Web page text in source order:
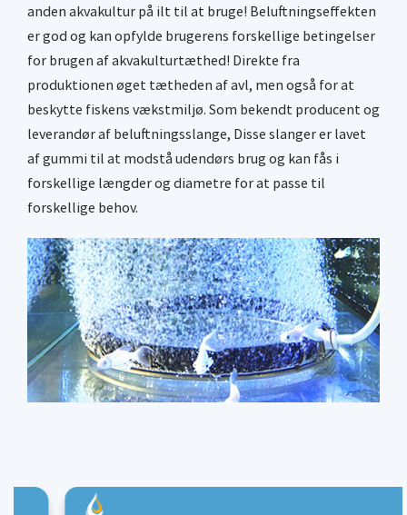
anden akvakultur på ilt til at bruge! Beluftningseffekten
er god og kan opfylde brugerens forskellige betingelser
for brugen af ​​akvakulturtæthed! Direkte fra
produktionen øget tætheden af ​​avl, men også for at
beskytte fiskens vækstmiljø. Som bekendt producent og
leverandør af beluftningsslange, Disse slanger er lavet
af gummi til at modstå udendørs brug og kan fås i
forskellige længder og diametre for at passe til
forskellige behov.